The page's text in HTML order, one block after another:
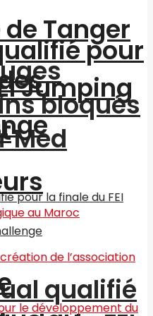
bloqués
Med
qualifié
Tanger
pour
Jumping